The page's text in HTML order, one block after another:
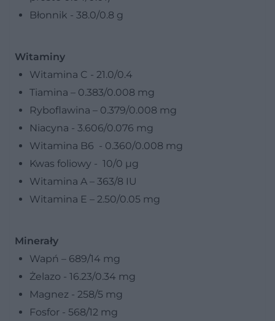
Błonnik - 38.0/0.8 g
Witaminy
Witamina C - 21.0/0.4
Tiamina – 0.383/0.008 mg
Ryboflawina – 0.379/0.008 mg
Niacyna - 3.606/0.076 mg
Witamina B6 - 0.360/0.008 mg
Kwas foliowy - 10/0 µg
Witamina A – 363/8 IU
Witamina E – 2.50/0.05 mg
Minerały
Wapń – 689/14 mg
Żelazo - 16.23/0.34 mg
Magnez - 258/5 mg
Fosfor - 568/12 mg